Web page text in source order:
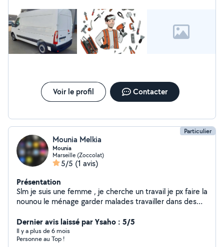
Voir le profil Contacter
Particulier
Mounia Melkia
Mounia
Marseille (Zoccolat)
5/5 (1 avis)
Présentation
Slm je suis une femme , je cherche un travail je px faire la
nounou le ménage garder malades travailler dans des
pas à m'appeler
Dernier avis laissé par Ysaho : 5/5
Il y a plus de 6 mois
Personne au Top !